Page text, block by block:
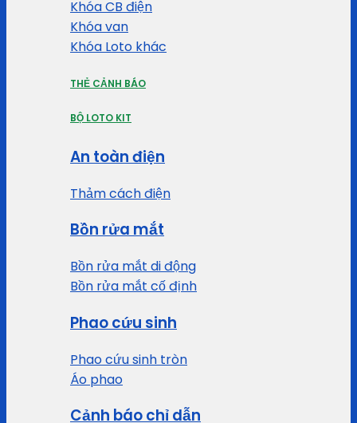
Khóa CB điện
Khóa van
Khóa Loto khác
THẺ CẢNH BÁO
BỘ LOTO KIT
An toàn điện
Thảm cách điện
Bồn rửa mắt
Bồn rửa mắt di động
Bồn rửa mắt cố định
Phao cứu sinh
Phao cứu sinh tròn
Áo phao
Cảnh báo chỉ dẫn